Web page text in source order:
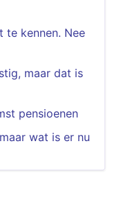
te kennen. Nee
maar dat is
pensioenen
wat is er nu